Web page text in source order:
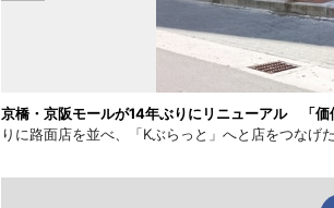
京橋・京阪モールが14年ぶりにリニューアル 「価
りに路面店を並べ、「Kぶらっと」へと店をつなげ